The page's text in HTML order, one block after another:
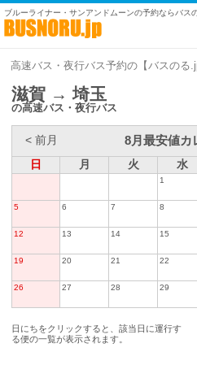
ブルーライナー・サンアンドムーンの予約ならバス
高速バス・夜行バス予約の【バスのる
滋賀 → 埼玉
の高速バス・夜行バス
< 前月 8月最安値カ
日
月 火 水
1
5 6 7 8
12 13 14 15
19 20 21 22
26 27 28 29
日にちをクリックすると、該当日に運行す
る便の一覧が表示されます。